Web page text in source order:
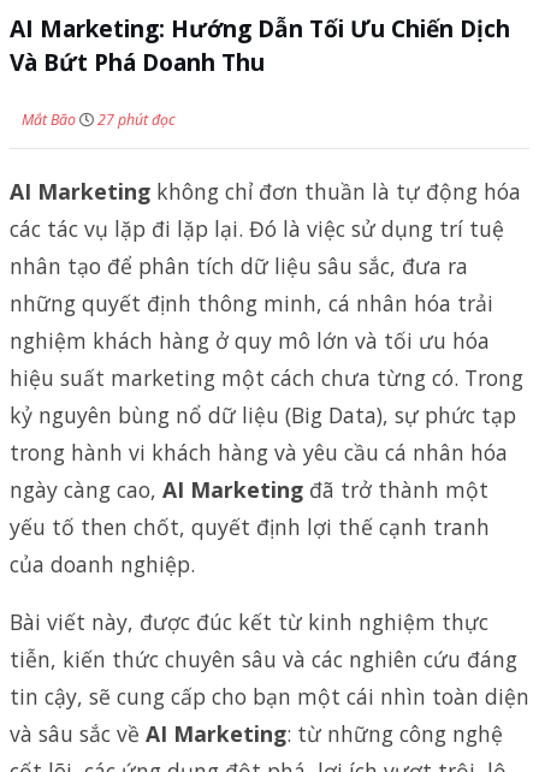
AI Marketing: Hướng Dẫn Tối Ưu Chiến Dịch
Và Bứt Phá Doanh Thu
Mắt Bão 27 phút đọc
AI Marketing không chỉ đơn thuần là tự động hóa
các tác vụ lặp đi lặp lại. Đó là việc sử dụng trí tuệ
nhân tạo để phân tích dữ liệu sâu sắc, đưa ra
những quyết định thông minh, cá nhân hóa trải
nghiệm khách hàng ở quy mô lớn và tối ưu hóa
hiệu suất marketing một cách chưa từng có. Trong
kỷ nguyên bùng nổ dữ liệu (Big Data), sự phức tạp
trong hành vi khách hàng và yêu cầu cá nhân hóa
ngày càng cao, AI Marketing đã trở thành một
yếu tố then chốt, quyết định lợi thế cạnh tranh
của doanh nghiệp.
Bài viết này, được đúc kết từ kinh nghiệm thực
tiễn, kiến thức chuyên sâu và các nghiên cứu đáng
tin cậy, sẽ cung cấp cho bạn một cái nhìn toàn diện
và sâu sắc về AI Marketing: từ những công nghệ